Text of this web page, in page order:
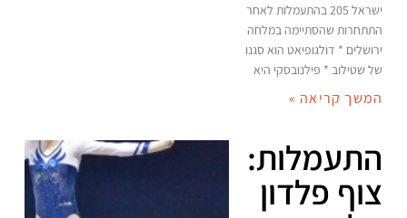
ישראל 205 בהתעמלות לאחר
התתחרות שהסתיימה במלחה
ירושלים * דולגופיאט הוא סגנו
של שטילוב * פילנובסקי היא
המשך קריאה »
התעמלות:
צוף פלדון